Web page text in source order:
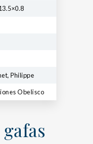
Philippe
Obelisco